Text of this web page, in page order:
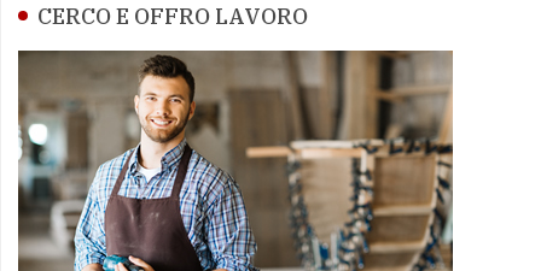
CERCO E OFFRO LAVORO